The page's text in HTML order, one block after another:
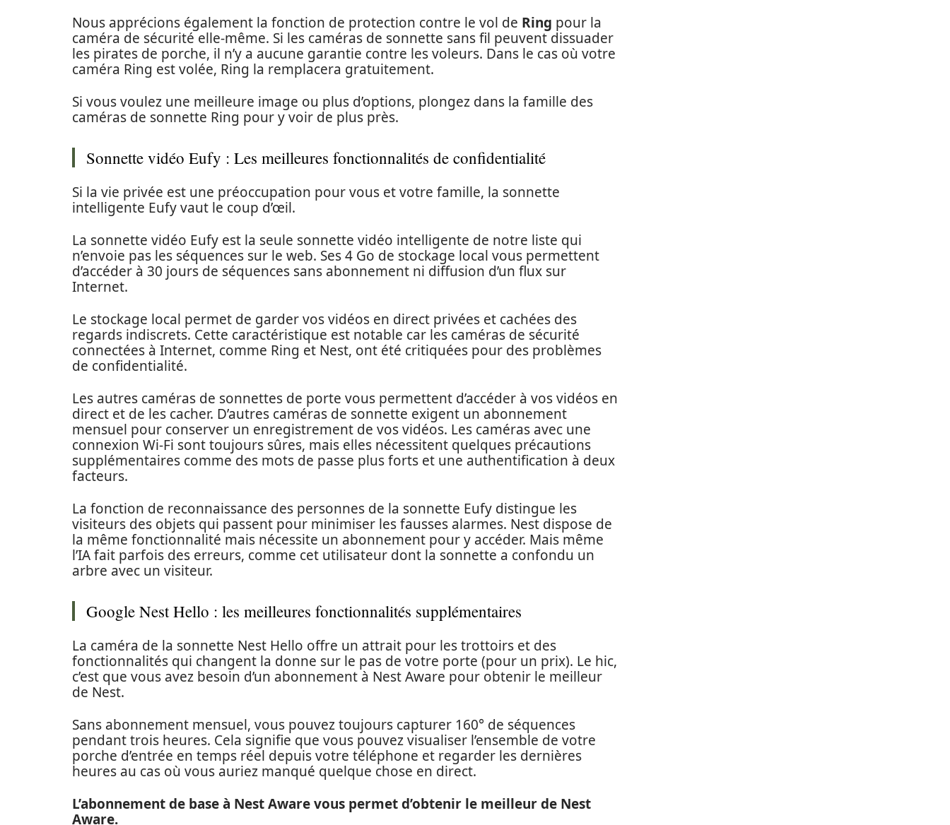
Nous apprécions également la fonction de protection contre le vol de Ring pour la
caméra de sécurité elle-même. Si les caméras de sonnette sans fil peuvent dissuader
les pirates de porche, il n’y a aucune garantie contre les voleurs. Dans le cas où votre
caméra Ring est volée, Ring la remplacera gratuitement.
Si vous voulez une meilleure image ou plus d’options, plongez dans la famille des
caméras de sonnette Ring pour y voir de plus près.
Sonnette vidéo Eufy : Les meilleures fonctionnalités de confidentialité
Si la vie privée est une préoccupation pour vous et votre famille, la sonnette
intelligente Eufy vaut le coup d’œil.
La sonnette vidéo Eufy est la seule sonnette vidéo intelligente de notre liste qui
n’envoie pas les séquences sur le web. Ses 4 Go de stockage local vous permettent
d’accéder à 30 jours de séquences sans abonnement ni diffusion d’un flux sur
Internet.
Le stockage local permet de garder vos vidéos en direct privées et cachées des
regards indiscrets. Cette caractéristique est notable car les caméras de sécurité
connectées à Internet, comme Ring et Nest, ont été critiquées pour des problèmes
de confidentialité.
Les autres caméras de sonnettes de porte vous permettent d’accéder à vos vidéos en
direct et de les cacher. D’autres caméras de sonnette exigent un abonnement
mensuel pour conserver un enregistrement de vos vidéos. Les caméras avec une
connexion Wi-Fi sont toujours sûres, mais elles nécessitent quelques précautions
supplémentaires comme des mots de passe plus forts et une authentification à deux
facteurs.
La fonction de reconnaissance des personnes de la sonnette Eufy distingue les
visiteurs des objets qui passent pour minimiser les fausses alarmes. Nest dispose de
la même fonctionnalité mais nécessite un abonnement pour y accéder. Mais même
l’IA fait parfois des erreurs, comme cet utilisateur dont la sonnette a confondu un
arbre avec un visiteur.
Google Nest Hello : les meilleures fonctionnalités supplémentaires
La caméra de la sonnette Nest Hello offre un attrait pour les trottoirs et des
fonctionnalités qui changent la donne sur le pas de votre porte (pour un prix). Le hic,
c’est que vous avez besoin d’un abonnement à Nest Aware pour obtenir le meilleur
de Nest.
Sans abonnement mensuel, vous pouvez toujours capturer 160° de séquences
pendant trois heures. Cela signifie que vous pouvez visualiser l’ensemble de votre
porche d’entrée en temps réel depuis votre téléphone et regarder les dernières
heures au cas où vous auriez manqué quelque chose en direct.
L’abonnement de base à Nest Aware vous permet d’obtenir le meilleur de Nest
Aware.